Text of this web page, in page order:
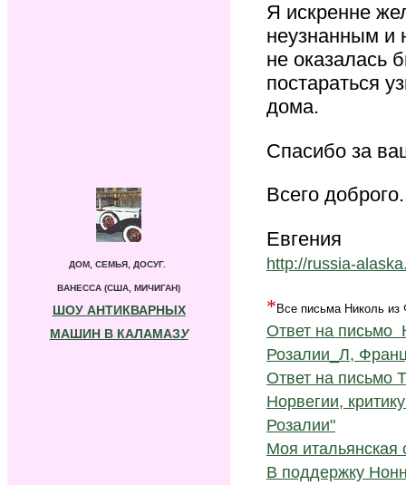
ДОМ, СЕМЬЯ, ДОСУГ.
ВАНЕССА (США, МИЧИГАН)
ШОУ АНТИКВАРНЫХ
МАШИН В КАЛАМАЗУ
Я искренне
неузнанным и
не оказалась
постараться
дома.
Спасибо за
Всего доброго.
Евгения
http://russia-
* Все письма Николь из
Ответ на письмо
Розалии_Л,
Ответ на письмо
Норвегии,
Розалии"
Моя итальянская
В поддержку